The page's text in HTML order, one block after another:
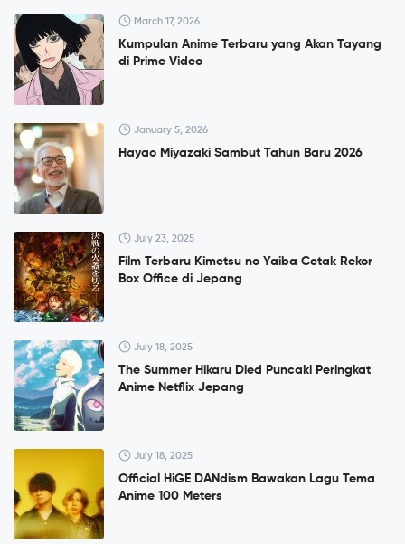
March 17, 2026
Kumpulan Anime Terbaru yang Akan Tayang
di Prime Video
January 5, 2026
Hayao Miyazaki Sambut Tahun Baru 2026
July 23, 2025
Film Terbaru Kimetsu no Yaiba Cetak Rekor
Box Office di Jepang
July 18, 2025
The Summer Hikaru Died Puncaki Peringkat
Anime Netflix Jepang
July 18, 2025
Official HiGE DANdism Bawakan Lagu Tema
Anime 100 Meters